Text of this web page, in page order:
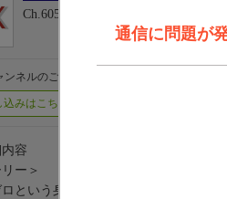
通信に問題が
Ch.605
ンネルのご視聴には、オプションチャンネル
みはこちら
容
ー＞
という身でありながら、神のお告げ